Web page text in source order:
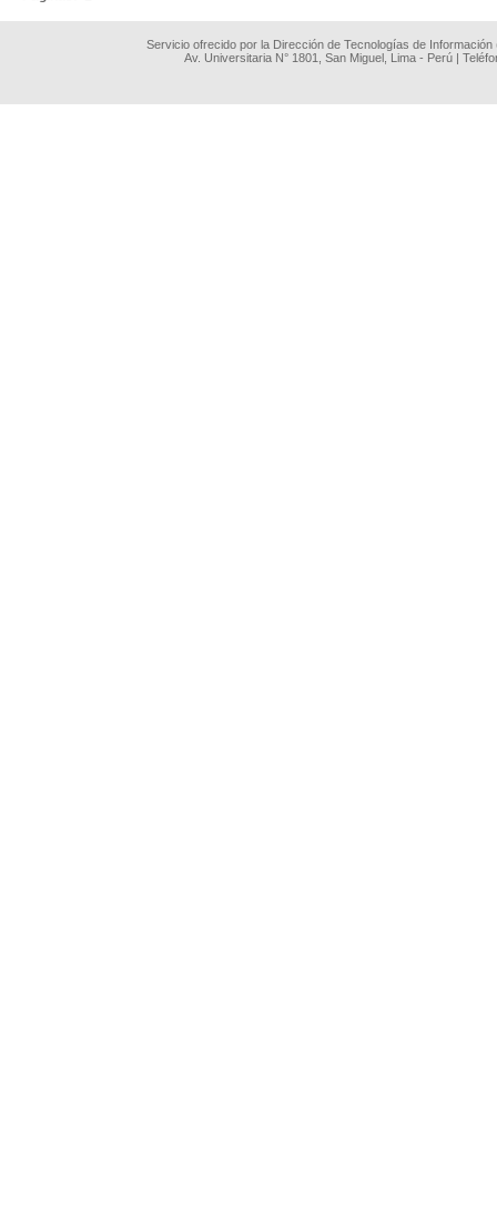
Servicio ofrecido por la Dirección de Tecnologías de
Av. Universitaria N° 1801, San Miguel, Lima - Perú |